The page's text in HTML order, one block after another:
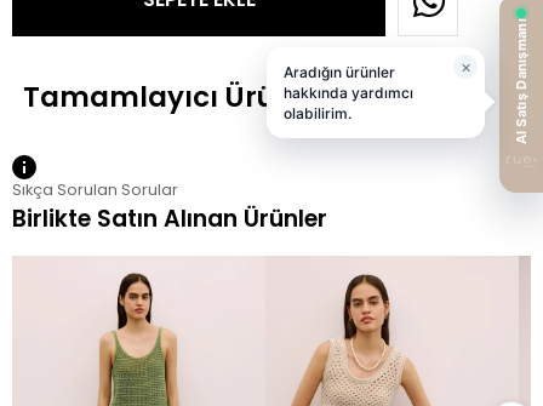
Sıkça Sorulan Sorular
Birlikte Satın Alınan Ürünler